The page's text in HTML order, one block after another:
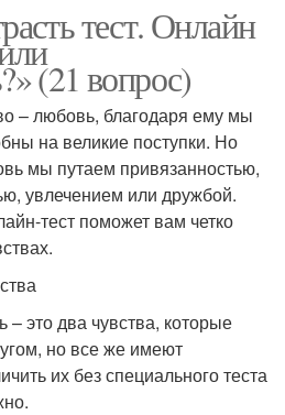
тест. Онлайн
(21 вопрос)
– любовь, благодаря ему мы
на великие поступки. Но
мы путаем привязанностью,
увлечением или дружбой.
тест поможет вам четко
это два чувства, которые
но все же имеют
их без специального теста